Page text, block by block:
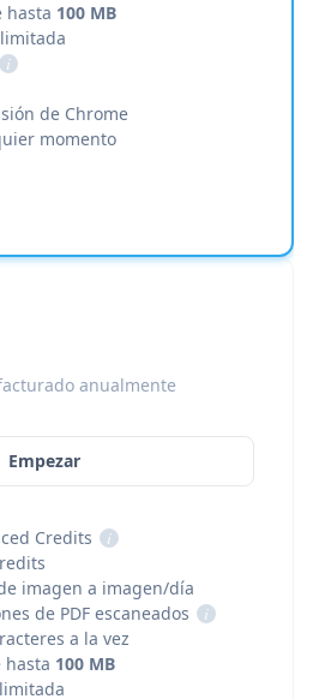
hasta 100 MB
i
de Chrome
momento
anualmente
Empezar
Credits
i
imagen a imagen/día
de PDF escaneados
i
a la vez
hasta 100 MB